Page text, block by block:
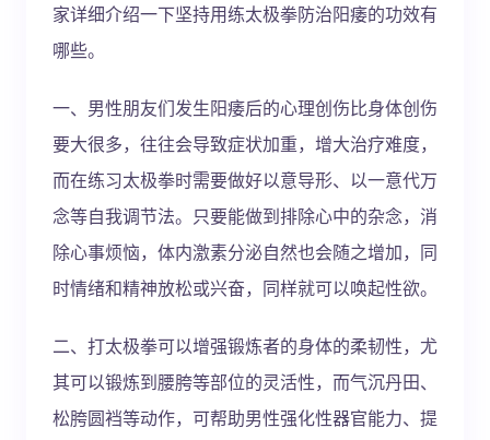
家详细介绍一下坚持用练太极拳防治阳痿的功效有
哪些。
一、男性朋友们发生阳痿后的心理创伤比身体创伤
要大很多，往往会导致症状加重，增大治疗难度，
而在练习太极拳时需要做好以意导形、以一意代万
念等自我调节法。只要能做到排除心中的杂念，消
除心事烦恼，体内激素分泌自然也会随之增加，同
时情绪和精神放松或兴奋，同样就可以唤起性欲。
二、打太极拳可以增强锻炼者的身体的柔韧性，尤
其可以锻炼到腰胯等部位的灵活性，而气沉丹田、
松胯圆裆等动作，可帮助男性强化性器官能力、提